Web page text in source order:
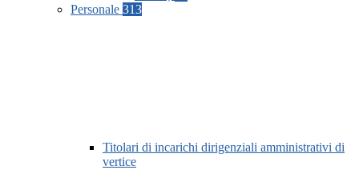
Personale 313
Titolari di incarichi dirigenziali amministrativi di
vertice